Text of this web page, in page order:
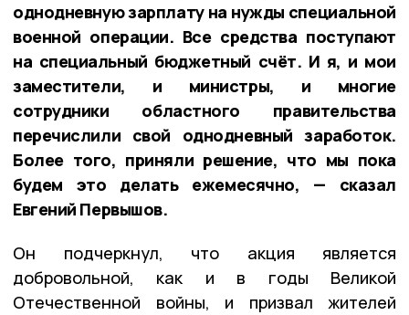
однодневную зарплату на нужды специальной
военной операции. Все средства поступают
на специальный бюджетный счёт. И я, и мои
заместители, и министры, и многие
сотрудники областного правительства
перечислили свой однодневный заработок.
Более того, приняли решение, что мы пока
будем это делать ежемесячно, — сказал
Евгений Первышов.
Он подчеркнул, что акция является
добровольной, как и в годы Великой
Отечественной войны, и призвал жителей